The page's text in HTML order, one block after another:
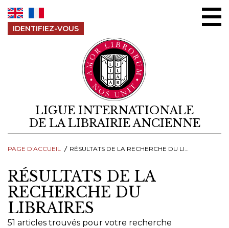
IDENTIFIEZ-VOUS
LIGUE INTERNATIONALE
DE LA LIBRAIRIE ANCIENNE
PAGE D'ACCUEIL RÉSULTATS DE LA RECHERCHE DU LIBRAIRES
RÉSULTATS DE LA
RECHERCHE DU
LIBRAIRES
51 articles trouvés pour votre recherche